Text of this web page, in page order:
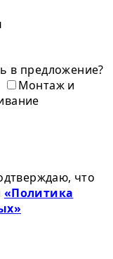
в предложение?
Монтаж и
что
«Политика